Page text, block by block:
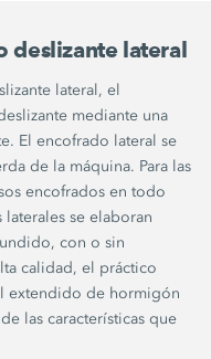
deslizante lateral
lateral, el
mediante una
El encofrado lateral se
de la máquina. Para las
encofrados en todo
se elaboran
con o sin
calidad, el práctico
extendido de hormigón
las características que